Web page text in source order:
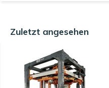
Zuletzt angesehen